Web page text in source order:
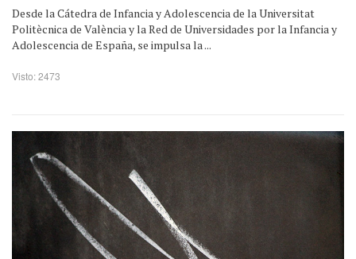
Desde la Cátedra de Infancia y Adolescencia de la Universitat
Politècnica de València y la Red de Universidades por la Infancia y
Adolescencia de España, se impulsa la ...
Visto: 2473